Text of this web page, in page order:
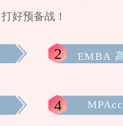
好预备战！
2 EMBA
4